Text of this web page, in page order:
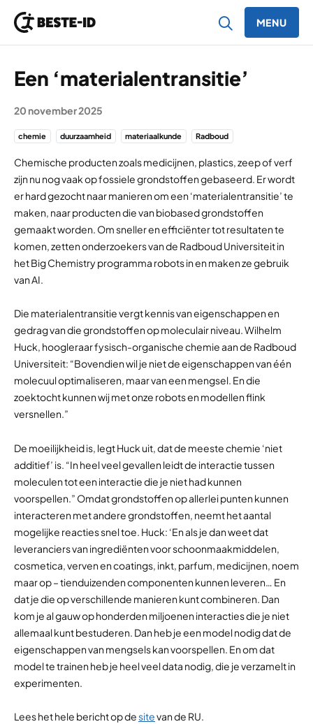
MENU
Een ‘materialentransitie’
20 november 2025
chemie duurzaamheid materiaalkunde Radboud
Chemische producten zoals medicijnen, plastics, zeep of verf
zijn nu nog vaak op fossiele grondstoffen gebaseerd. Er wordt
er hard gezocht naar manieren om een ‘materialentransitie’ te
maken, naar producten die van biobased grondstoffen
gemaakt worden. Om sneller en efficiënter tot resultaten te
komen, zetten onderzoekers van de Radboud Universiteit in
het Big Chemistry programma robots in en maken ze gebruik
van AI.
Die materialentransitie vergt kennis van eigenschappen en
gedrag van die grondstoffen op moleculair niveau. Wilhelm
Huck, hoogleraar fysisch-organische chemie aan de Radboud
Universiteit: “Bovendien wil je niet de eigenschappen van één
molecuul optimaliseren, maar van een mengsel. En die
zoektocht kunnen wij met onze robots en modellen flink
versnellen.”
De moeilijkheid is, legt Huck uit, dat de meeste chemie ‘niet
additief’ is. “In heel veel gevallen leidt de interactie tussen
moleculen tot een interactie die je niet had kunnen
voorspellen.” Omdat grondstoffen op allerlei punten kunnen
interacteren met andere grondstoffen, neemt het aantal
mogelijke reacties snel toe. Huck: ‘En als je dan weet dat
leveranciers van ingrediënten voor schoonmaakmiddelen,
cosmetica, verven en coatings, inkt, parfum, medicijnen, noem
maar op – tienduizenden componenten kunnen leveren… En
dat je die op verschillende manieren kunt combineren. Dan
kom je al gauw op honderden miljoenen interacties die je niet
allemaal kunt bestuderen. Dan heb je een model nodig dat de
eigenschappen van mengsels kan voorspellen. En om dat
model te trainen heb je heel veel data nodig, die je verzamelt in
experimenten.
Lees het hele bericht op desitevan de RU.